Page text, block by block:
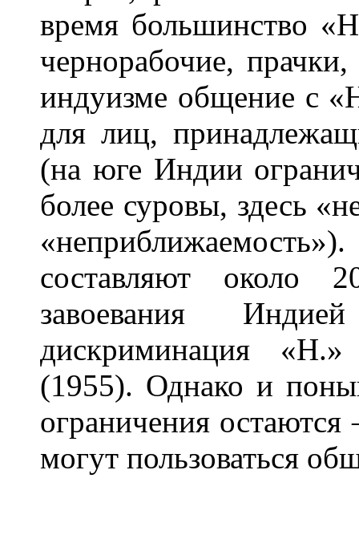
время большинство
чернорабочие,
индуизме общение с
для лиц,
(на юге Индии
более суровы, здесь
составляют около
завоевания
дискриминация
(1955). Однако и
ограничения
могут пользоваться